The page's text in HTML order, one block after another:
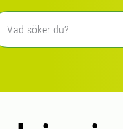
sökning